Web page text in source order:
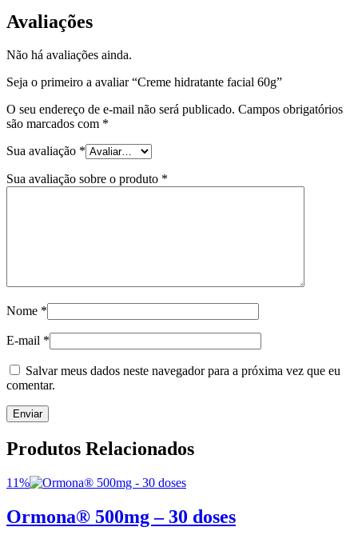
Avaliações
Não há avaliações ainda.
Seja o primeiro a avaliar “Creme hidratante facial 60g”
O seu endereço de e-mail não será publicado. Campos obrigatórios
são marcados com *
Sua avaliação *
Sua avaliação sobre o produto *
Nome *
E-mail *
Salvar meus dados neste navegador para a próxima vez que eu
comentar.
Produtos Relacionados
11%
Ormona® 500mg – 30 doses